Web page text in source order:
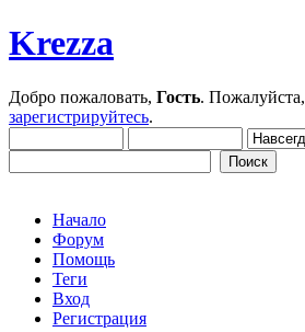
Krezza
Добро пожаловать, Гость. Пожалуйста,
зарегистрируйтесь.
Начало
Форум
Помощь
Теги
Вход
Регистрация